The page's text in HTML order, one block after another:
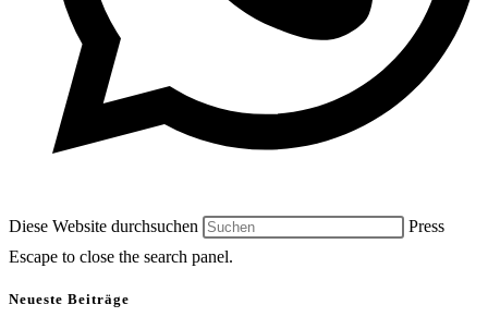
Diese Website durchsuchen
Press
Escape to close the search panel.
Neueste Beiträge